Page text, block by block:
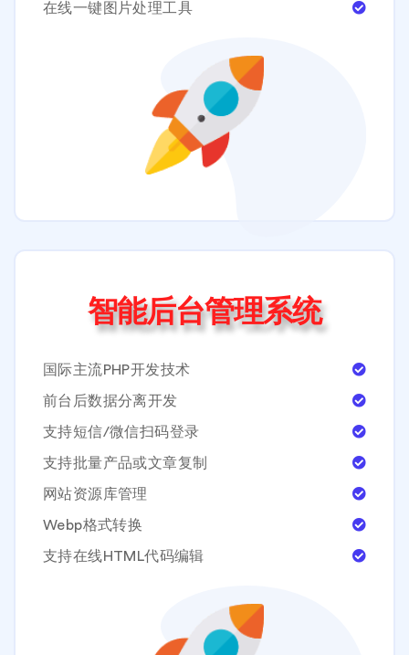
在线一键图片处理工具
智能后台管理系统
国际主流PHP开发技术
前台后数据分离开发
支持短信/微信扫码登录
支持批量产品或文章复制
网站资源库管理
Webp格式转换
支持在线HTML代码编辑